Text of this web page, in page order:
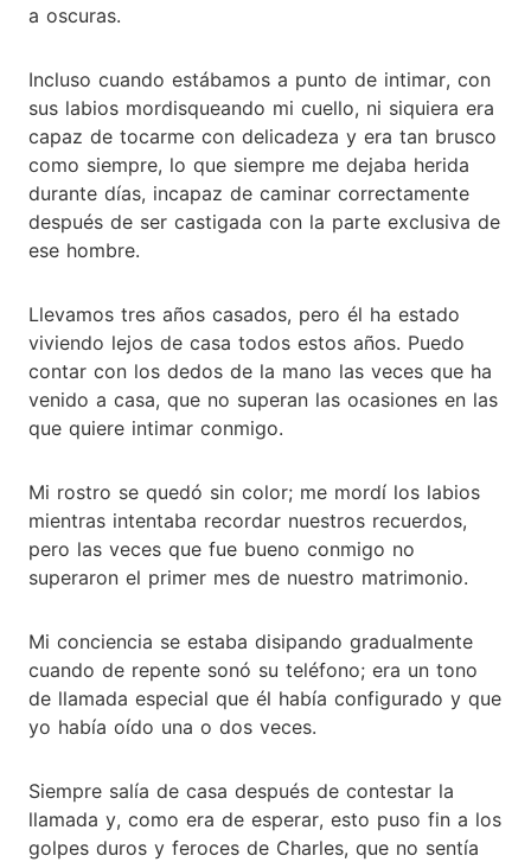
a oscuras.
Incluso cuando estábamos a punto de intimar, con
sus labios mordisqueando mi cuello, ni siquiera era
capaz de tocarme con delicadeza y era tan brusco
como siempre, lo que siempre me dejaba herida
durante días, incapaz de caminar correctamente
después de ser castigada con la parte exclusiva de
ese hombre.
Llevamos tres años casados, pero él ha estado
viviendo lejos de casa todos estos años. Puedo
contar con los dedos de la mano las veces que ha
venido a casa, que no superan las ocasiones en las
que quiere intimar conmigo.
Mi rostro se quedó sin color; me mordí los labios
mientras intentaba recordar nuestros recuerdos,
pero las veces que fue bueno conmigo no
superaron el primer mes de nuestro matrimonio.
Mi conciencia se estaba disipando gradualmente
cuando de repente sonó su teléfono; era un tono
de llamada especial que él había configurado y que
yo había oído una o dos veces.
Siempre salía de casa después de contestar la
llamada y, como era de esperar, esto puso fin a los
golpes duros y feroces de Charles, que no sentía